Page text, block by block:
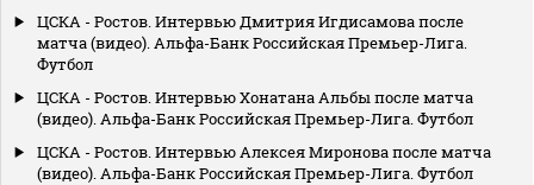
ЦСКА - Ростов. Интервью Дмитрия Игдисамова после
матча (видео). Альфа-Банк Российская Премьер-Лига.
Футбол
ЦСКА - Ростов. Интервью Хонатана Альбы после матча
(видео). Альфа-Банк Российская Премьер-Лига. Футбол
ЦСКА - Ростов. Интервью Алексея Миронова после матча
(видео). Альфа-Банк Российская Премьер-Лига. Футбол